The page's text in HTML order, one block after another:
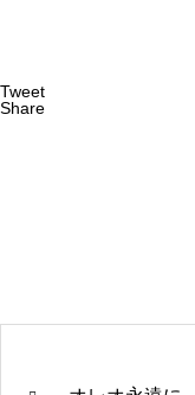
Tweet
Share